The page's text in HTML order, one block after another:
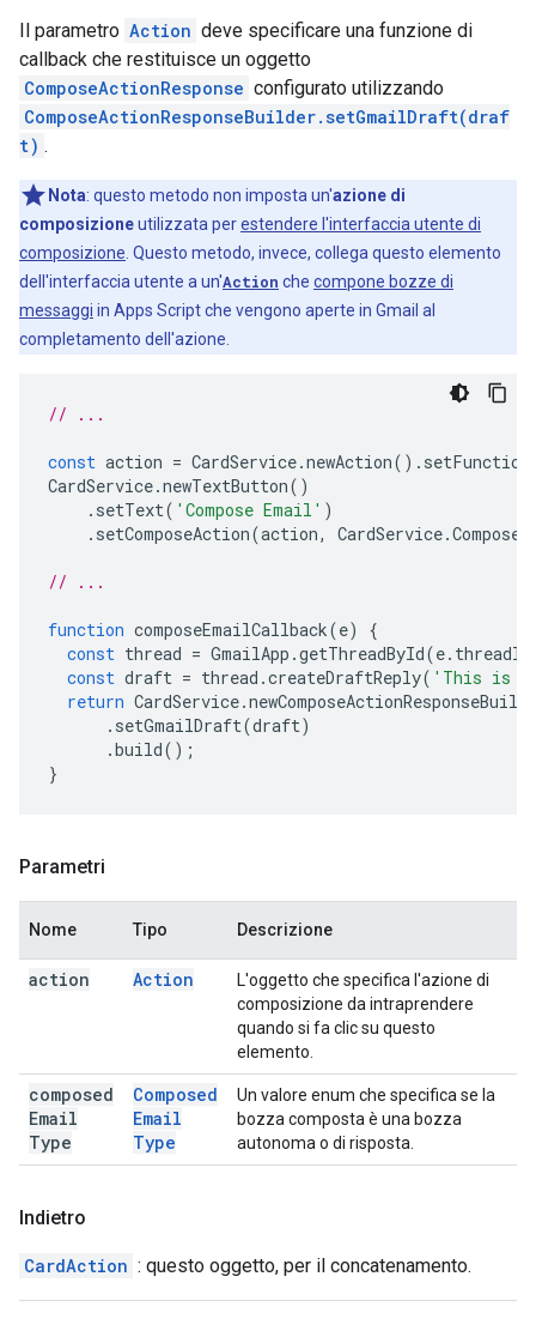
Il parametro Action deve specificare una funzione di
callback che restituisce un oggetto
ComposeActionResponse configurato utilizzando
ComposeActionResponseBuilder.setGmailDraft(draf
t) .
Nota: questo metodo non imposta un'azione di
composizioneutilizzata perestendere l'interfaccia utente di
composizione . Questo metodo, invece, collega questo elemento
dell'interfaccia utente a un'Action che compone bozze di
messaggi in Apps Script che vengono aperte in Gmail al
completamento dell'azione.
// ...
const action = CardService.newAction().
CardService.newTextButton()
. setText( 'Compose Email' )
. setComposeAction(action, CardService.
// ...
function composeEmailCallback(e)
{
const thread = GmailApp .getThreadById(e. threadId
const draft = thread .createDraftReply( 'This is
return CardService.
. setGmailDraft(draft)
.build();
}
Parametri
Nome Tipo Descrizione
action Action
L'oggetto che specifica l'azione di
composizione da intraprendere
quando si fa clic su questo
elemento.
composed
Email
Type
Composed
Email
Type
Un valore enum che specifica se la
bozza composta è una bozza
autonoma o di risposta.
Indietro
CardAction : questo oggetto, per il concatenamento.